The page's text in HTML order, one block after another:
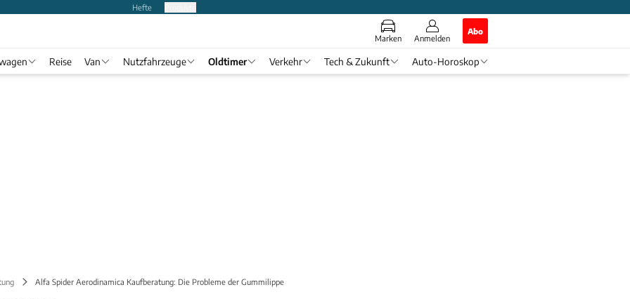
Hefte
Marken Anmelden
Abo
Reise Van Nutzfahrzeuge Oldtimer Verkehr Tech & Zukunft Auto-Horoskop
Alfa Spider Aerodinamica Kaufberatung: Die Probleme der Gummilippe